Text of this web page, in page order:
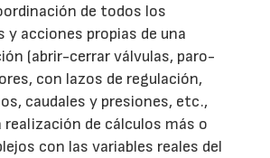
de todos los
acciones propias de una
(abrir-cerrar válvulas, paro-
con lazos de regulación,
caudales y presiones, etc.,
realización de cálculos más o
con las variables reales del